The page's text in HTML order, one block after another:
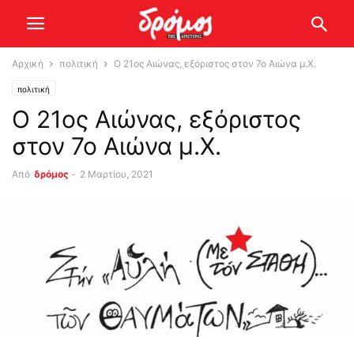
Αρχική πολιτική Ο 21ος Αιώνας, εξόριστος στον 7ο Αιώνα μ.Χ.
πολιτική
Ο 21ος Αιώνας, εξόριστος
στον 7ο Αιώνα μ.Χ.
Από δρόμος - 2 Μαρτίου, 2021